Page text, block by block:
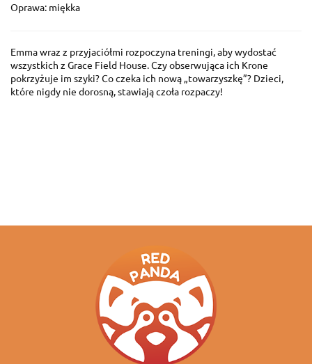
Oprawa: miękka
Emma wraz z przyjaciółmi rozpoczyna treningi, aby wydostać
wszystkich z Grace Field House. Czy obserwująca ich Krone
pokrzyżuje im szyki? Co czeka ich nową „towarzyszkę”? Dzieci,
które nigdy nie dorosną, stawiają czoła rozpaczy!